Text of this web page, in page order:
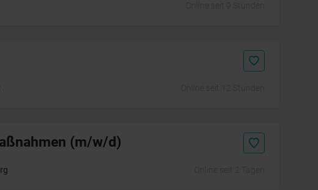
(m/w/d)